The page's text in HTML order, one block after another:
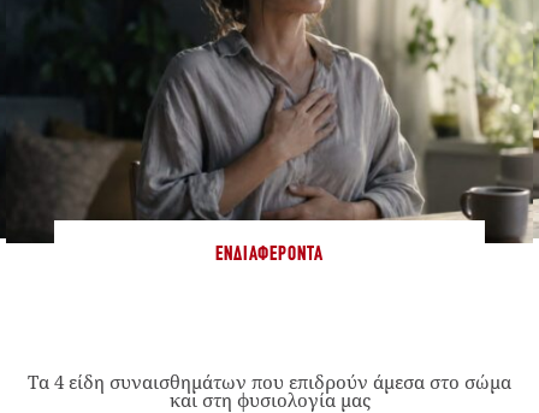
ΕΝΔΙΑΦΈΡΟΝΤΑ
Τα 4 είδη συναισθημάτων που επιδρούν άμεσα στο σώμα
και στη φυσιολογία μας